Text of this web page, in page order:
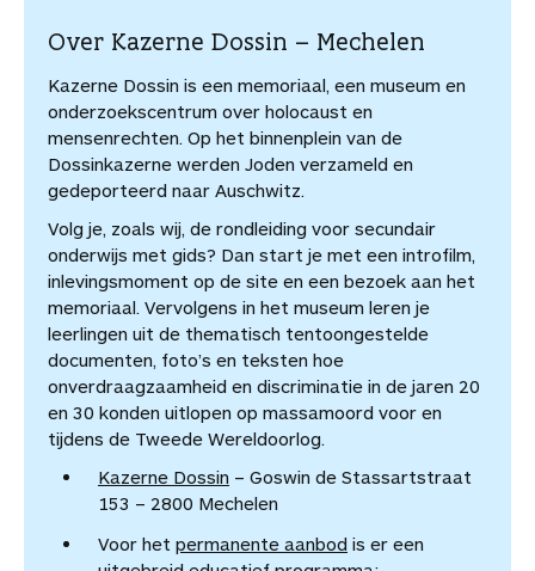
Over Kazerne Dossin – Mechelen
Kazerne Dossin is een memoriaal, een museum en
onderzoekscentrum over holocaust en
mensenrechten. Op het binnenplein van de
Dossinkazerne werden Joden verzameld en
gedeporteerd naar Auschwitz.
Volg je, zoals wij, de rondleiding voor secundair
onderwijs met gids? Dan start je met een introfilm,
inlevingsmoment op de site en een bezoek aan het
memoriaal. Vervolgens in het museum leren je
leerlingen uit de thematisch tentoongestelde
documenten, foto’s en teksten hoe
onverdraagzaamheid en discriminatie in de jaren 20
en 30 konden uitlopen op massamoord voor en
tijdens de Tweede Wereldoorlog.
Kazerne Dossin – Goswin de Stassartstraat
153 – 2800 Mechelen
Voor het permanente aanbod is er een